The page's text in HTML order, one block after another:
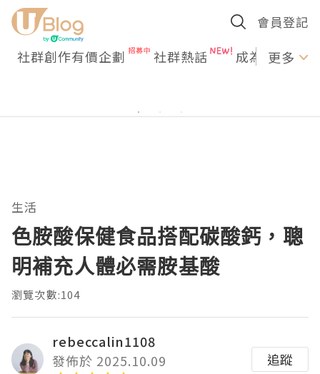
會員登記
社群創作有價企劃 社群熱話 成為U更多
生活
色胺酸保健食品搭配碳酸鈣，聰
明補充人體必需胺基酸
瀏覽次數:104
rebeccalin1108
發佈於 2025.10.09
追蹤